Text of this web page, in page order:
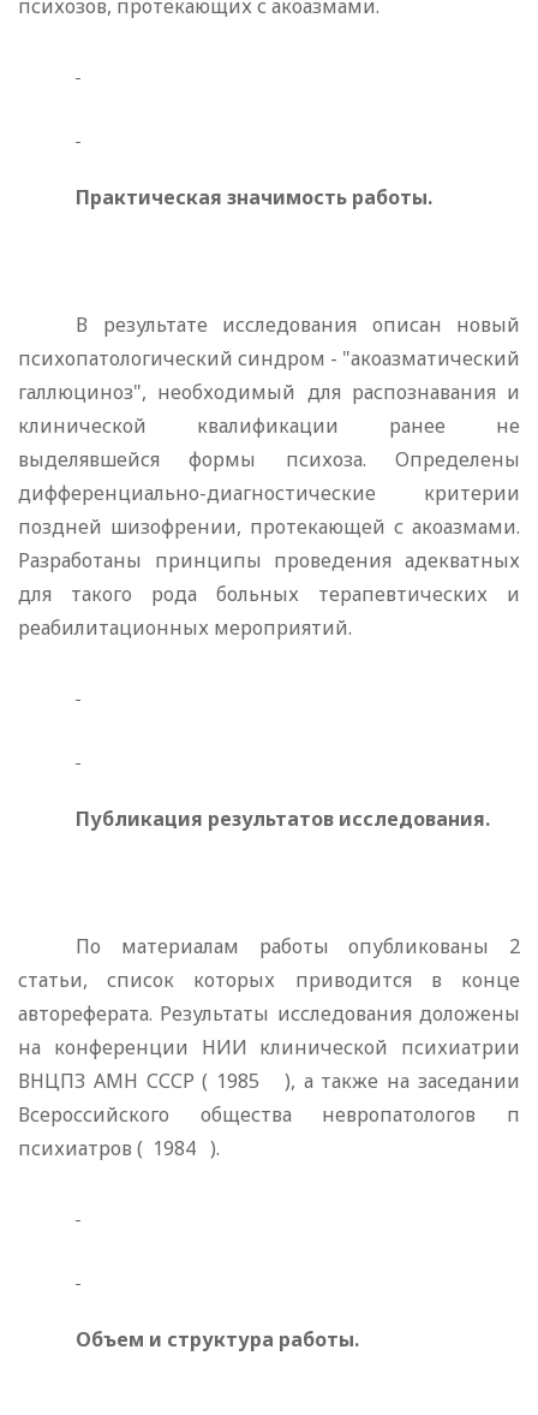
психозов, проте­кающих с акоазмами.
Практическая значимость работы.
В результате исследова­ния описан новый
психопатологический синдром - "акоазматический
галлюциноз", необходимый для распознавания и
клинической квалификации ранее не
выделявшейся формы психоза. Определены
дифференциально-диагностические критерии
поздней шизофрении, протекающей с акоазмами.
Разработаны принципы проведения адек­ватных
для такого рода больных терапевтических и
реабилита­ционных мероприятий.
Публикация результатов исследования.
По материалам рабо­ты опубликованы 2
статьи, список которых приводится в конце
автореферата. Результаты исследования доложены
на конферен­ции НИИ клинической психиатрии
ВНЦПЗ АМН СССР ( 1985
), а также на заседании
Всероссийского общества невропатологов п
психиатров ( 1984 ).
Объем и структура работы.